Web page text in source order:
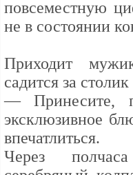
повсеместную
не в состоянии
Приходит
садится за
— Принесите,
эксклюзивное
впечатлиться.
Через